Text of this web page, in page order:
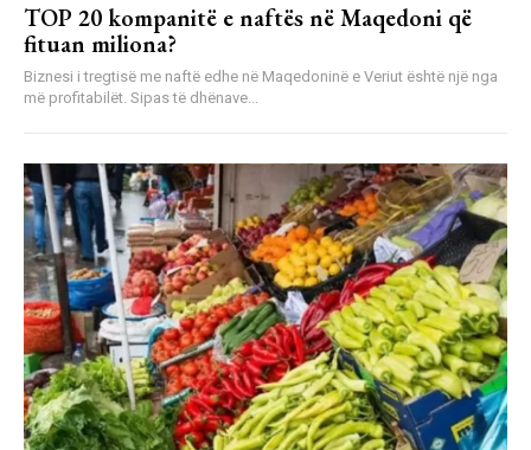
TOP 20 kompanitë e naftës në Maqedoni që
fituan miliona?
Biznesi i tregtisë me naftë edhe në Maqedoninë e Veriut është një nga
më profitabilët. Sipas të dhënave...